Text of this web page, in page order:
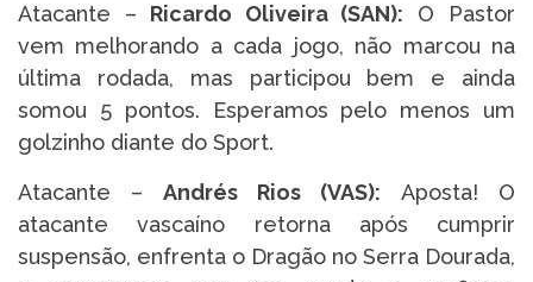
Atacante – Ricardo Oliveira (SAN): O Pastor
vem melhorando a cada jogo, não marcou na
última rodada, mas participou bem e ainda
somou 5 pontos. Esperamos pelo menos um
golzinho diante do Sport.
Atacante – Andrés Rios (VAS): Aposta! O
atacante vascaíno retorna após cumprir
suspensão, enfrenta o Dragão no Serra Dourada,